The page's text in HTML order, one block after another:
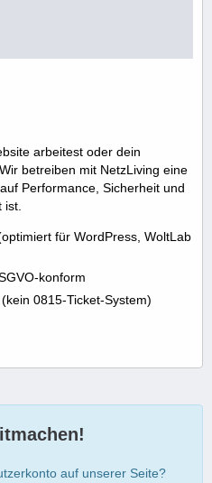
arbeitest oder dein
betreiben mit NetzLiving eine
Performance, Sicherheit und
für WordPress, WoltLab
konform
0815-Ticket-System)
auf unserer Seite?